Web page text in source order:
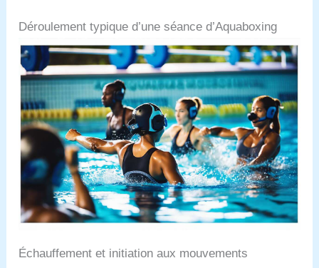
Déroulement typique d’une séance d’Aquaboxing
Échauffement et initiation aux mouvements